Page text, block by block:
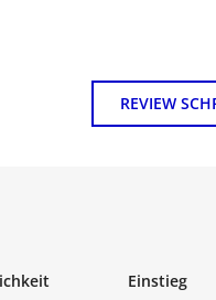
REVIEW
Einstieg